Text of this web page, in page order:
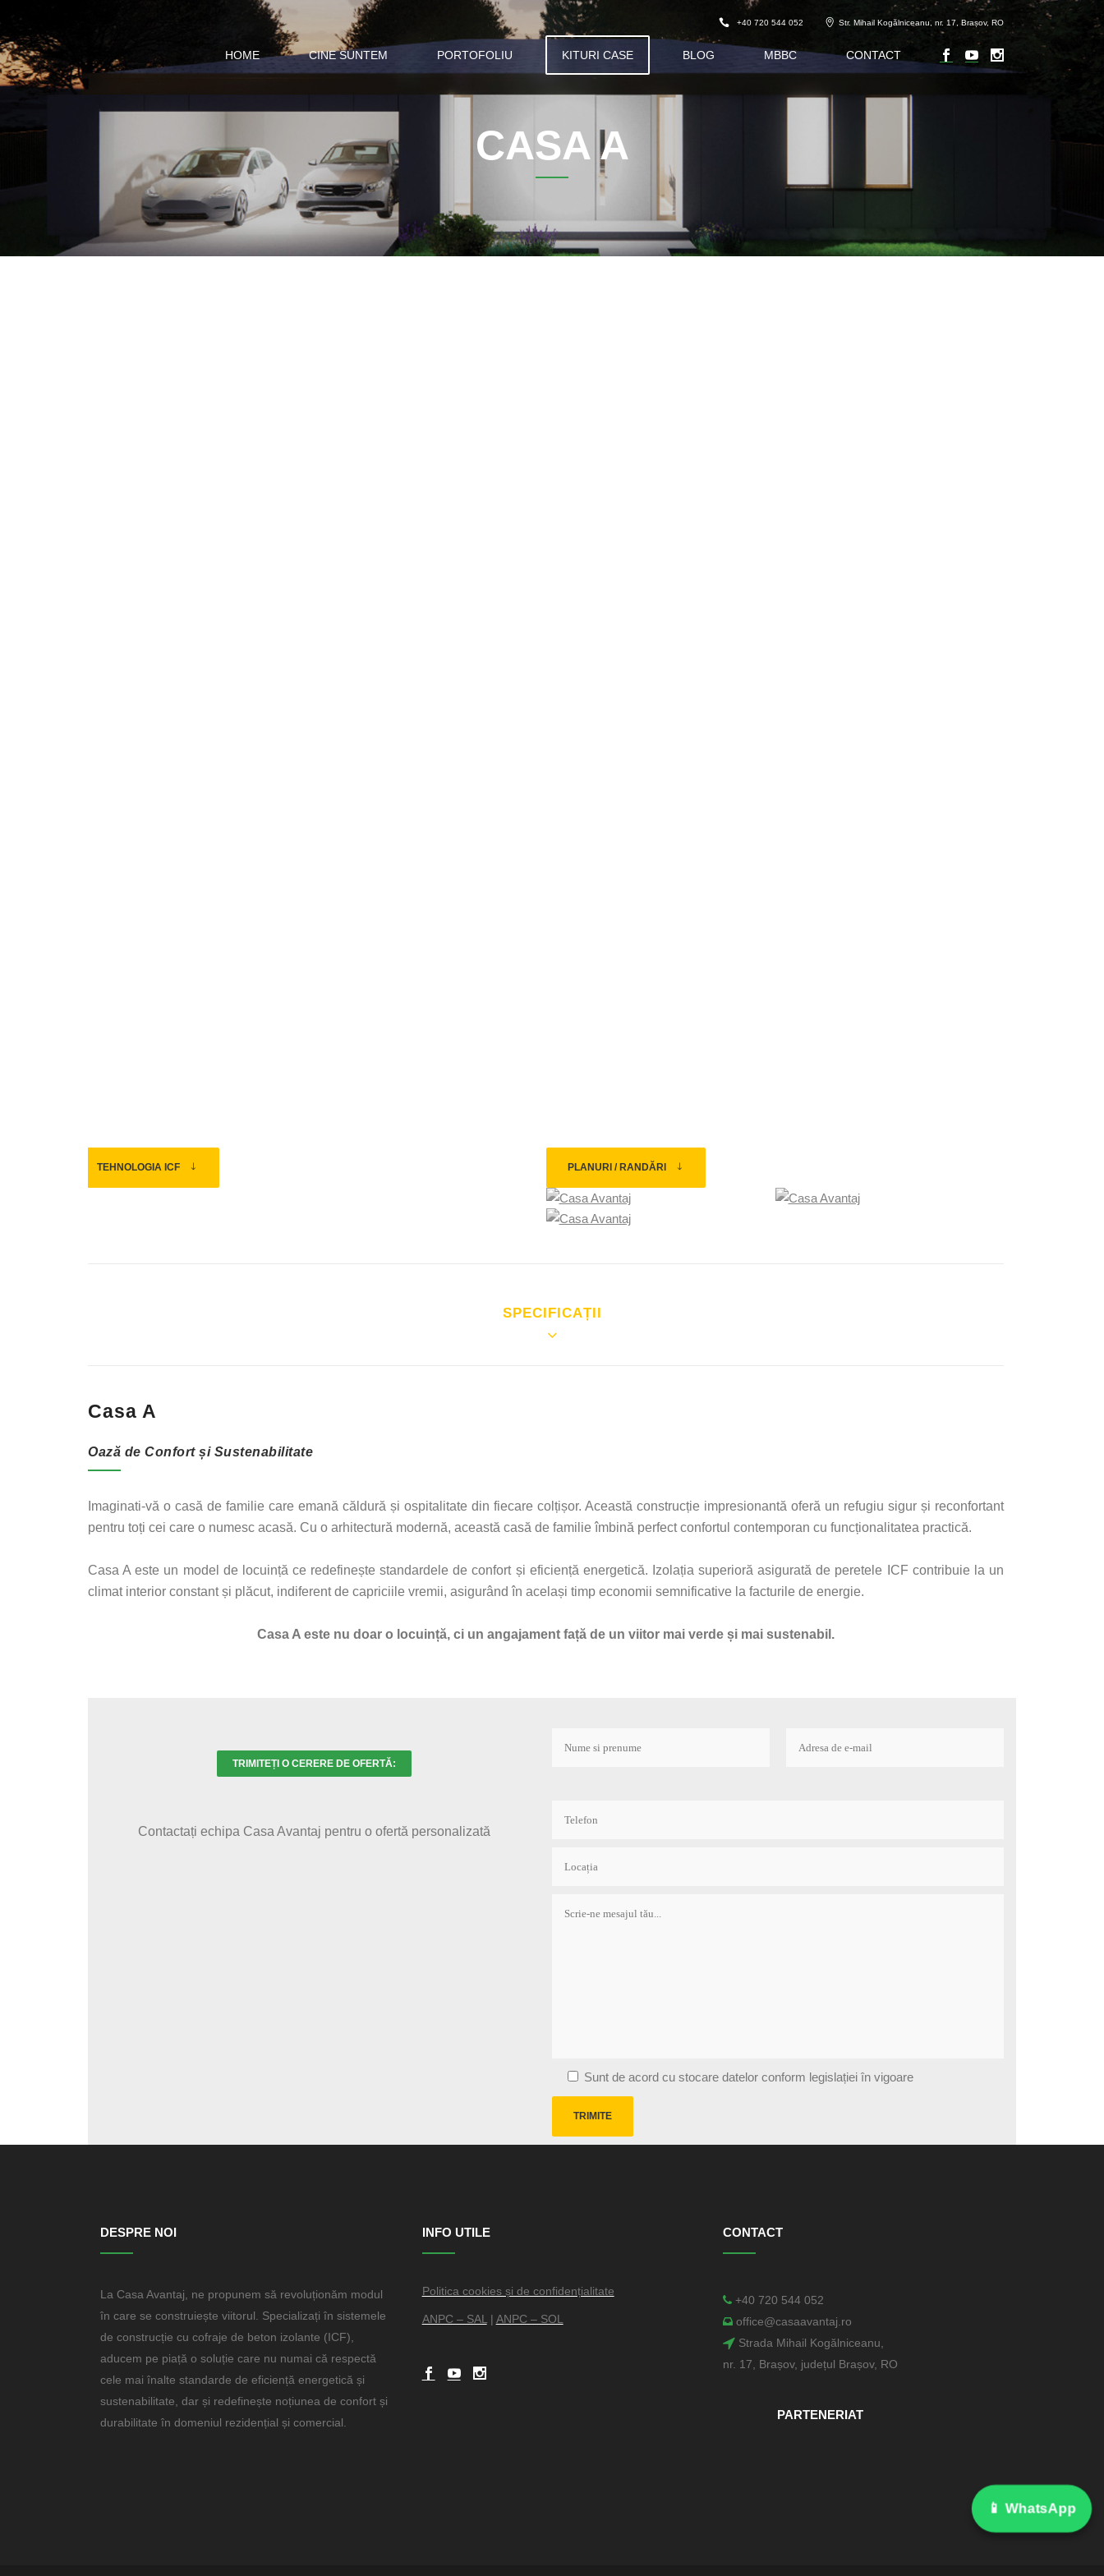
+40 720 544 052 Str. Mihail Kogălniceanu, nr. 17, Brașov, RO
HOME CINE SUNTEM PORTOFOLIU KITURI CASE BLOG MBBC CONTACT
CASA A
TEHNOLOGIA ICF PLANURI / RANDĂRI
SPECIFICAȚII
Casa A
Oază de Confort și Sustenabilitate
Imaginati-vă o casă de familie care emană căldură și ospitalitate din fiecare colțișor. Această construcție impresionantă oferă un refugiu sigur și reconfortant
pentru toți cei care o numesc acasă. Cu o arhitectură modernă, această casă de familie îmbină perfect confortul contemporan cu funcționalitatea practică.
Casa A este un model de locuință ce redefinește standardele de confort și eficiență energetică. Izolația superioră asigurată de peretele ICF contribuie la un
climat interior constant și plăcut, indiferent de capriciile vremii, asigurând în același timp economii semnificative la facturile de energie.
Casa A este nu doar o locuință, ci un angajament față de un viitor mai verde și mai sustenabil.
TRIMITEȚI O CERERE DE OFERTĂ:
Contactați echipa Casa Avantaj pentru o ofertă personalizată
Sunt de acord cu stocare datelor conform legislației în vigoare
DESPRE NOI
La Casa Avantaj, ne propunem să revoluționăm modul
în care se construiește viitorul. Specializați în sistemele
de construcție cu cofraje de beton izolante (ICF),
aducem pe piață o soluție care nu numai că respectă
cele mai înalte standarde de eficiență energetică și
sustenabilitate, dar și redefinește noțiunea de confort și
durabilitate în domeniul rezidențial și comercial.
INFO UTILE
Politica cookies și de confidențialitate
ANPC – SAL | ANPC – SOL
CONTACT
+40 720 544 052
office@casaavantaj.ro
Strada Mihail Kogălniceanu,
nr. 17, Brașov, județul Brașov, RO
PARTENERIAT
📱 WhatsApp